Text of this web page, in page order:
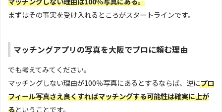
まずはその事実を受け入れるところがスタートラインです。
マッチングアプリの写真を大阪でプロに頼む理由
でも考えてみてください。
マッチングしない理由が100％写真にあるとするならば、逆にプロ
フィール写真さえ良くすればマッチングする可能性は確実に上が
るということです。